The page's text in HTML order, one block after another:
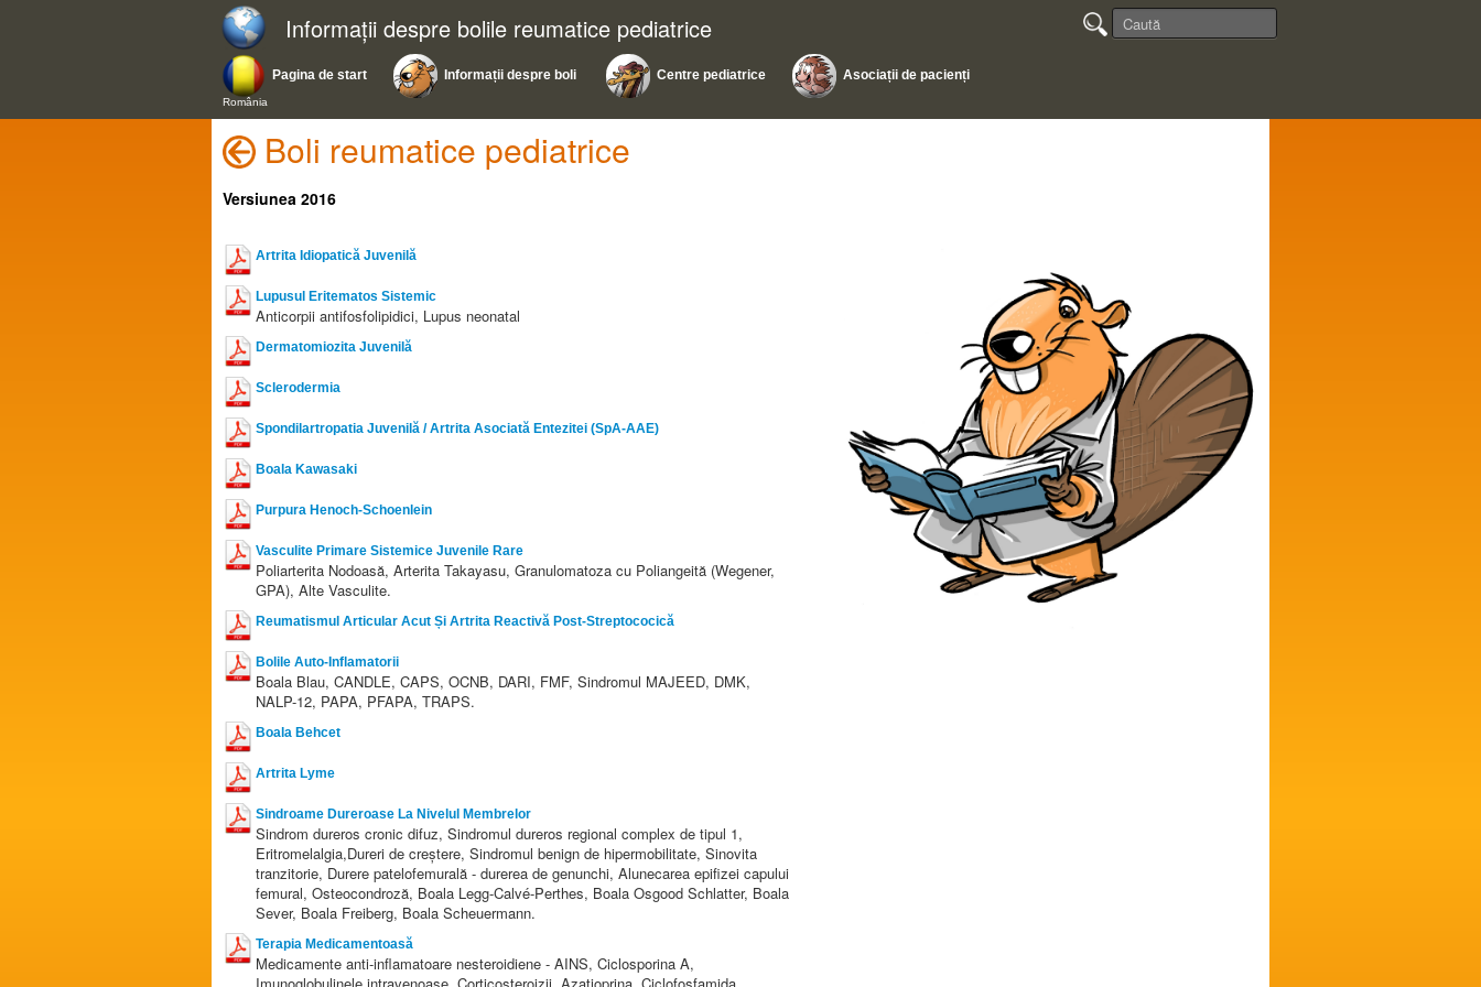
Informații despre bolile reumatice pediatrice
Pagina de start
România
Informații despre boli Centre pediatrice Asociații de pacienți
Boli reumatice pediatrice
Versiunea 2016
Artrita Idiopatică Juvenilă
Lupusul Eritematos Sistemic
Anticorpii antifosfolipidici, Lupus neonatal
Dermatomiozita Juvenilă
Sclerodermia
Spondilartropatia Juvenilă / Artrita Asociată Entezitei (SpA-AAE)
Boala Kawasaki
Purpura Henoch-Schoenlein
Vasculite Primare Sistemice Juvenile Rare
Poliarterita Nodoasă, Arterita Takayasu, Granulomatoza cu Poliangeită (Wegener,
GPA), Alte Vasculite.
Reumatismul Articular Acut Și Artrita Reactivă Post-Streptococică
Bolile Auto-Inflamatorii
Boala Blau, CANDLE, CAPS, OCNB, DARI, FMF, Sindromul MAJEED, DMK,
NALP-12, PAPA, PFAPA, TRAPS.
Boala Behcet
Artrita Lyme
Sindroame Dureroase La Nivelul Membrelor
Sindrom dureros cronic difuz, Sindromul dureros regional complex de tipul 1,
Eritromelalgia,Dureri de creștere, Sindromul benign de hipermobilitate, Sinovita
tranzitorie, Durere patelofemurală - durerea de genunchi, Alunecarea epifizei capului
femural, Osteocondroză, Boala Legg-Calvé-Perthes, Boala Osgood Schlatter, Boala
Sever, Boala Freiberg, Boala Scheuermann.
Terapia Medicamentoasă
Medicamente anti-inflamatoare nesteroidiene - AINS, Ciclosporina A,